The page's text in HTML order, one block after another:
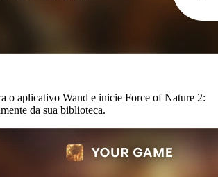
o aplicativo Wand e inicie Force of Nature 2:
da sua biblioteca.